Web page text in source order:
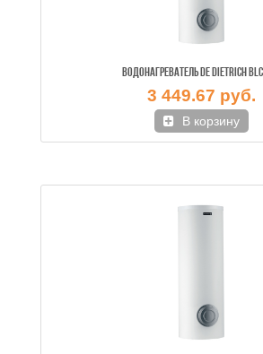
ВОДОНАГРЕВАТЕЛЬ DE DIETRICH
3 449.67 руб.
В корзину